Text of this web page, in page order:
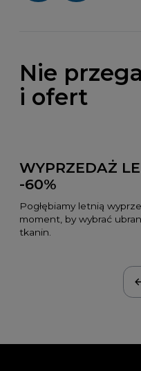
Nie
i ofert
WYPRZEDAŻ
-60%
Pogłębiamy letnią
moment, by wybrać
tkanin.